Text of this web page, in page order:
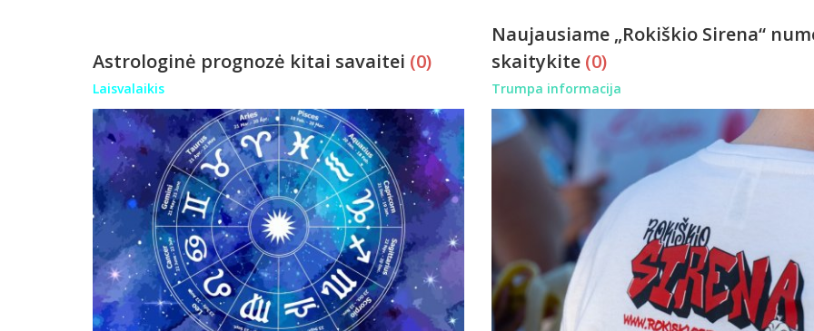
Astrologinė prognozė kitai savaitei (0)
Laisvalaikis
Naujausiame „Rokiškio Sirena“
skaitykite (0)
Trumpa informacija